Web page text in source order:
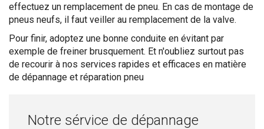
effectuez un remplacement de pneu. En cas de montage de
pneus neufs, il faut veiller au remplacement de la valve.
Pour finir, adoptez une bonne conduite en évitant par
exemple de freiner brusquement. Et n'oubliez surtout pas
de recourir à nos services rapides et efficaces en matière
de dépannage et réparation pneu
Notre sérvice de dépannage